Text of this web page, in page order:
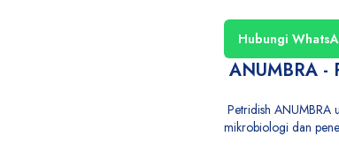
Hubungi
ANUMBRA -
Petridish ANUMBRA
mikrobiologi dan